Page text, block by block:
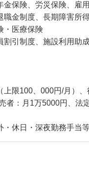
金保険、労災保険、雇
職金制度、長期障害所
・医療保険
引制度、施設利用助成
上限100、000円/月）、
者：月1万5000円、法
・休日・深夜勤務手当